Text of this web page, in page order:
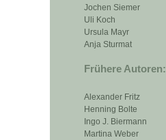
Jochen Siemer
Uli Koch
Ursula Mayr
Anja Sturmat
Frühere Autoren:
Alexander Fritz
Henning Bolte
Ingo J. Biermann
Martina Weber